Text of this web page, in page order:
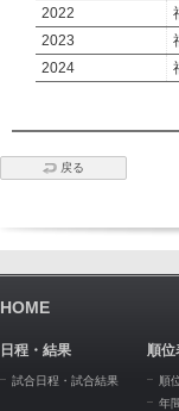
2022
2023
2024
戻る
HOME
日程・結果
試合日程・試合結果
順位
順
年